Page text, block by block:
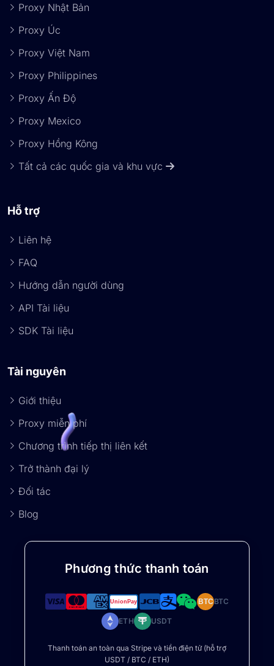
Proxy Nhật Bản
Proxy Úc
Proxy Việt Nam
Proxy Philippines
Proxy Ấn Độ
Proxy Mexico
Proxy Hồng Kông
Tất cả các quốc gia và khu vực
Hỗ trợ
Liên hệ
FAQ
Hướng dẫn người dùng
API Tài liệu
SDK Tài liệu
Tài nguyên
Giới thiệu
Proxy miễn phí
Chương trình tiếp thị liên kết
Trở thành đại lý
Đối tác
Blog
Phương thức thanh toán
BTCBTC
ETH USDT
Thanh toán an toàn qua Stripe và tiền điện tử (hỗ trợ
USDT / BTC / ETH)